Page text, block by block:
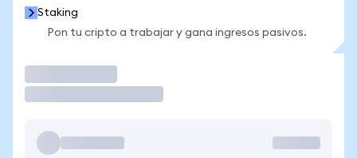
Staking
Pon tu cripto a trabajar y gana ingresos pasivos.